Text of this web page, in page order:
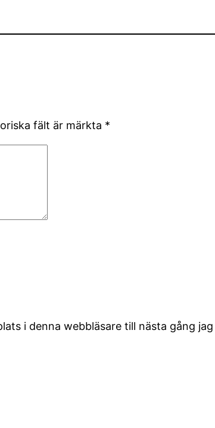
fält är märkta *
i denna webbläsare till nästa gång